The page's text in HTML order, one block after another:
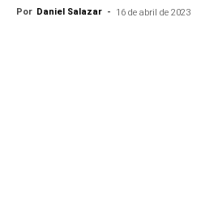
Por Daniel Salazar - 16 de abril de 2023